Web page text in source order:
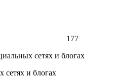
177
сетях и блогах